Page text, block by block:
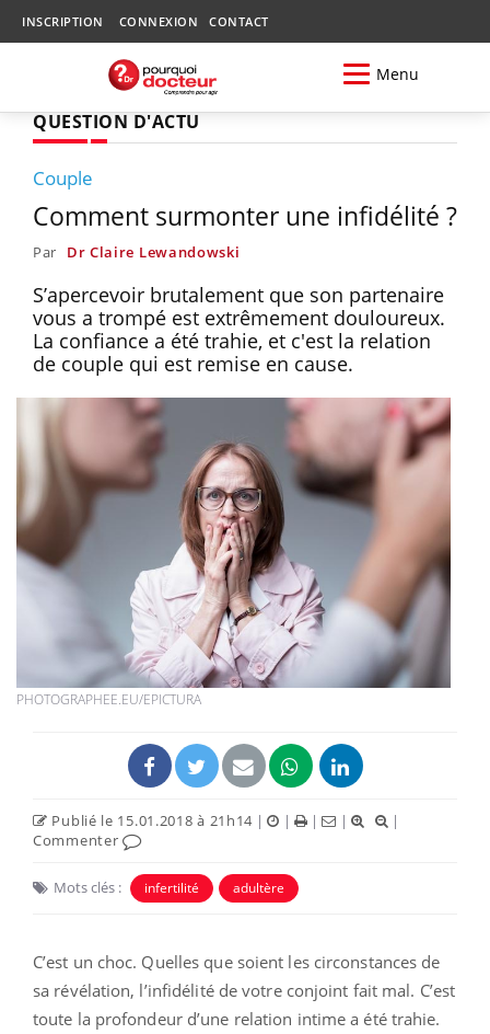
INSCRIPTION CONNEXION CONTACT
Menu
QUESTION D'ACTU
Couple
Comment surmonter une infidélité ?
Par Dr Claire Lewandowski
S’apercevoir brutalement que son partenaire
vous a trompé est extrêmement douloureux.
La confiance a été trahie, et c'est la relation
de couple qui est remise en cause.
PHOTOGRAPHEE.EU/EPICTURA
Publié le 15.01.2018 à 21h14 | | | |
|
Commenter
Mots clés : infertilité adultère
C’est un choc. Quelles que soient les circonstances de
sa révélation, l’infidélité de votre conjoint fait mal. C’est
toute la profondeur d’une relation intime a été trahie.